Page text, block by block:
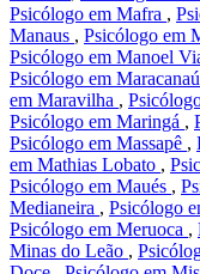
Psicólogo em Mafra ,
Manaus , Psicólogo em
Psicólogo em Manoel
Psicólogo em Maracanaú
em Maravilha ,
Psicólogo em Maringá ,
Psicólogo em Massapê ,
em Mathias Lobato ,
Psicólogo em Maués ,
Medianeira , Psicólogo
Psicólogo em Meruoca ,
Minas do Leão ,